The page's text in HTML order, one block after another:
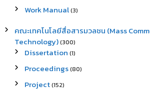
Work Manual(3)
คณะเทคโนโลยีสื่อสารมวลชน (Mass
Technology)(300)
Dissertation (1)
Proceedings(80)
Project(152)